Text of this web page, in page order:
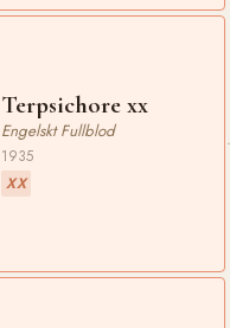
Terpsichore xx
Engelskt Fullblod
1935
XX